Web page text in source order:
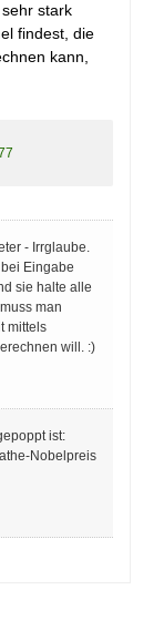
stark
findest, die
kann,
- Irrglaube.
Eingabe
sie halte alle
man
mittels
will. :)
ist:
Nobelpreis